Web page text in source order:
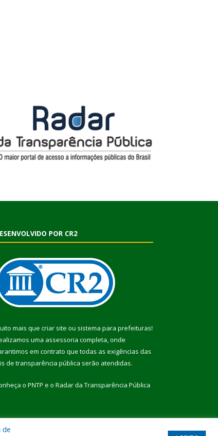
POR CR2
mais que criar site ou sistema para prefeituras!
uma assessoria completa, onde
em contrato que todas as exigências das
de transparência pública serão atendidas.
o PNTP e o Radar da Transparência Pública
de